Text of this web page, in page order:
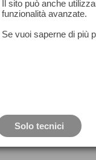
Il sito può anche
funzionalità avanzate.
Se vuoi saperne di più
Solo tecnici